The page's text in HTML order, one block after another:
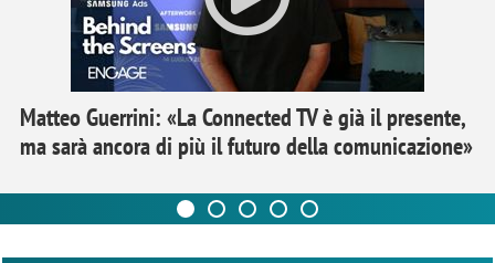
Matteo Guerrini: «La Connected TV è già il presente,
ma sarà ancora di più il futuro della comunicazione»